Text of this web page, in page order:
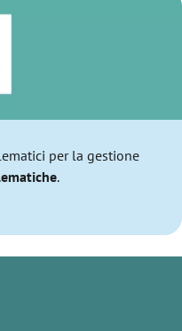
per la gestione
.